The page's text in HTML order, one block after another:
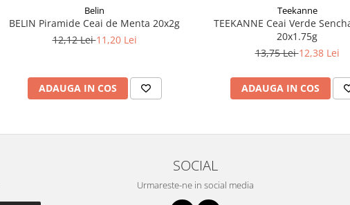
Belin
BELIN Piramide Ceai de Menta 20x2g
12,12 Lei11,20 Lei
ADAUGA IN COS
Teekanne
TEEKANNE Ceai Verde
20x1.75g
13,75 Lei12,38 Lei
ADAUGA IN COS
SOCIAL
Urmareste-ne in social media